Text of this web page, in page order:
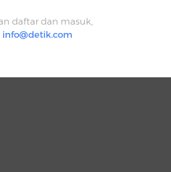
daftar dan masuk,
info@detik.com